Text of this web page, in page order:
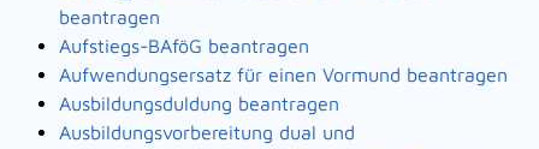
beantragen
Aufstiegs-BAföG beantragen
Aufwendungsersatz für einen Vormund beantragen
Ausbildungsduldung beantragen
Ausbildungsvorbereitung dual und